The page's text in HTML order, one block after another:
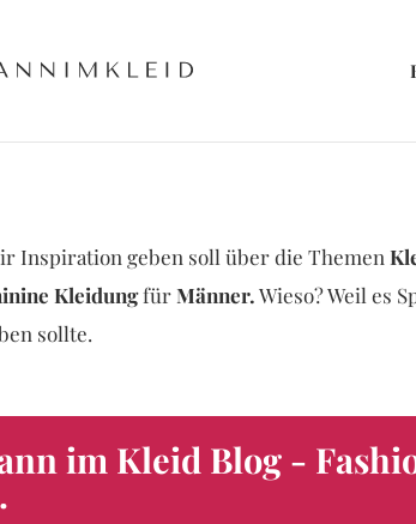
Inspiration geben soll über die Themen
KleidungfürMänner.Wieso? Weil es
sollte.
im Kleid Blog -